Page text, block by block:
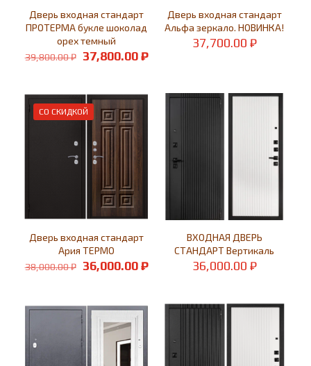
Дверь входная стандарт
ПРОТЕРМА букле шоколад
орех темный
39,800.00₽
Первоначальная
39,800.00 ₽.
37,800.00₽Текущая
Дверь входная стандарт
Альфа зеркало. НОВИНКА!
37,700.00 ₽
СО СКИДКОЙ
Дверь входная стандарт
Ария ТЕРМО
38,000.00₽
Первоначальная
38,000.00 ₽.
36,000.00₽Текущая
ВХОДНАЯ ДВЕРЬ
СТАНДАРТ Вертикаль
36,000.00 ₽